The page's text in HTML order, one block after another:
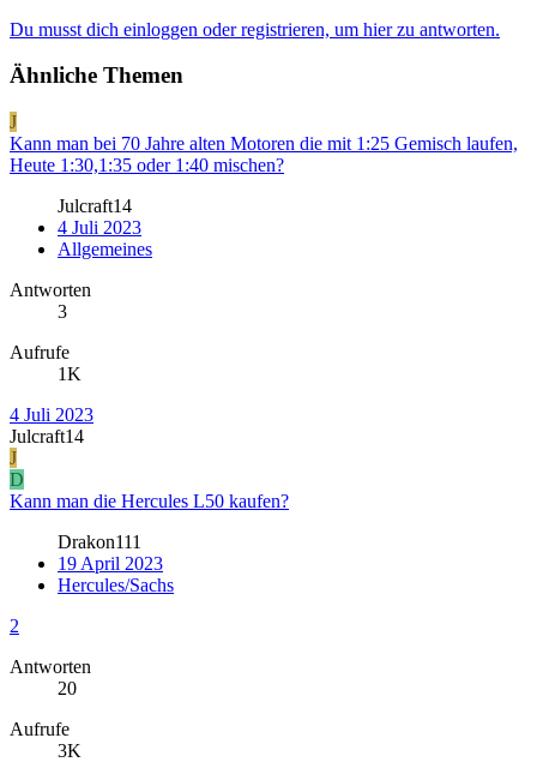
Du musst dich einloggen oder registrieren, um hier zu antworten.
Ähnliche Themen
J
Kann man bei 70 Jahre alten Motoren die mit 1:25 Gemisch laufen,
Heute 1:30,1:35 oder 1:40 mischen?
Julcraft14
4 Juli 2023
Allgemeines
Antworten
3
Aufrufe
1K
4 Juli 2023
Julcraft14
J
D
Kann man die Hercules L50 kaufen?
Drakon111
19 April 2023
Hercules/Sachs
2
Antworten
20
Aufrufe
3K